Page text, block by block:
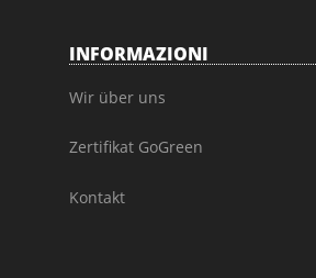
INFORMAZIONI
Wir über uns
Zertifikat GoGreen
Kontakt